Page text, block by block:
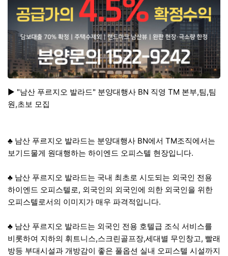
▶ "남산 푸르지오 발라드" 분양대행사 BN 직영 TM 본부,팀,팀
원,초보 모집
♣ 남산 푸르지오 발라드는 분양대행사 BN에서 TM조직에서는
보기드물게 원대행하는 하이엔드 오피스텔 현장입니다.
♣ 남산 푸르지오 발라드는 국내 최초로 시도되는 외국인 전용
하이엔드 오피스텔로, 외국인의 외국인에 의한 외국인을 위한
오피스텔로서의 이미지가 매우 파격적입니다.
♣ 남산 푸르지오 발라드는 외국인 전용 호텔급 조식 서비스를
비롯하여 지하의 휘트니스,스크린골프장,세대별 무인창고, 빨래
방등 부대시설과 개방감이 좋은 풀옵션 실내 오피스텔 시설까지